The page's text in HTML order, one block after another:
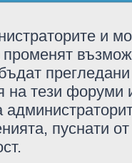
и
на тези форуми
пуснати